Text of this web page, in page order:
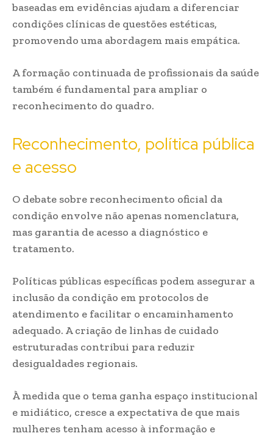
baseadas em evidências ajudam a diferenciar
condições clínicas de questões estéticas,
promovendo uma abordagem mais empática.
A formação continuada de profissionais da saúde
também é fundamental para ampliar o
reconhecimento do quadro.
Reconhecimento, política pública
e acesso
O debate sobre reconhecimento oficial da
condição envolve não apenas nomenclatura,
mas garantia de acesso a diagnóstico e
tratamento.
Políticas públicas específicas podem assegurar a
inclusão da condição em protocolos de
atendimento e facilitar o encaminhamento
adequado. A criação de linhas de cuidado
estruturadas contribui para reduzir
desigualdades regionais.
À medida que o tema ganha espaço institucional
e midiático, cresce a expectativa de que mais
mulheres tenham acesso à informação e